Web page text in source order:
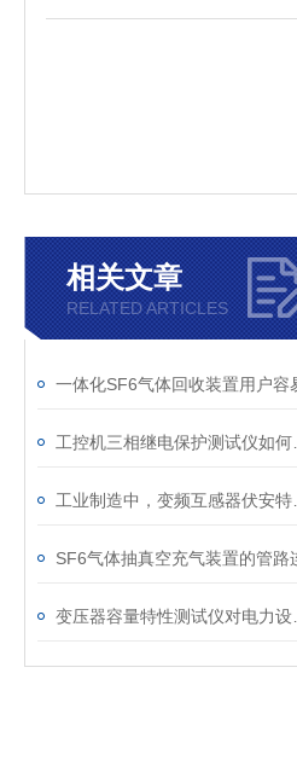
相关文章
RELATED ARTICLES